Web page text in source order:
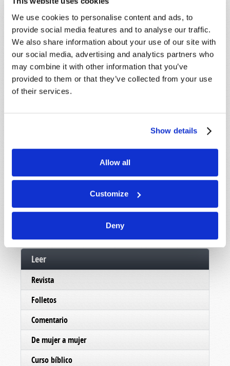
We use cookies to personalise content and ads, to
provide social media features and to analyse our traffic.
We also share information about your use of our site with
our social media, advertising and analytics partners who
may combine it with other information that you’ve
provided to them or that they’ve collected from your use
of their services.
Show details
Allow all
Customize
Deny
Mensaje*
Leer
Revista
Folletos
Comentario
De mujer a mujer
Curso bíblico